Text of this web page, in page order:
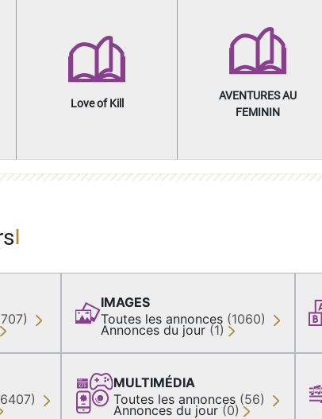
Love of Kill
AVENTURES AU
FEMININ
IMAGES
Toutes les annonces (1060)
Annonces du jour (1)
MULTIMÉDIA
Toutes les annonces (56)
Annonces du jour (0)